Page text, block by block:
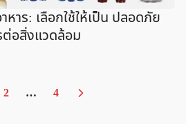
าร: เลือกใช้ให้เป็น ปลอดภัย
อสิ่งแวดล้อม
2 … 4